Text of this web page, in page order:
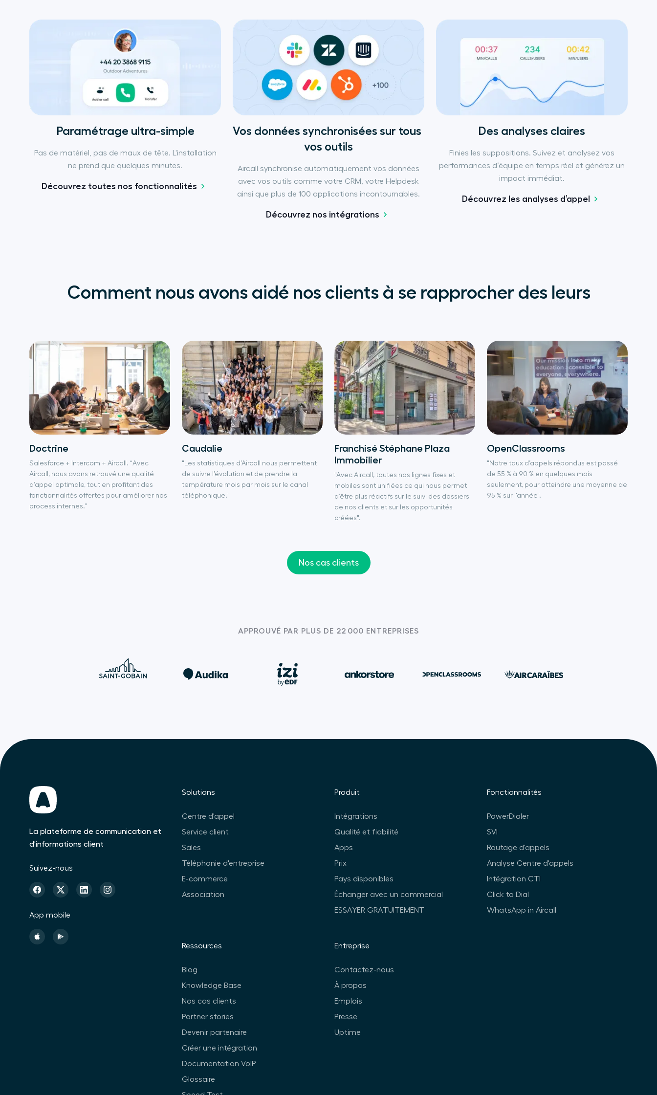
Paramétrage ultra-simple
Pas de matériel, pas de maux de tête. L'installation
ne prend que quelques minutes.
Découvrez toutes nos fonctionnalités
Vos données synchronisées sur tous
vos outils
Aircall synchronise automatiquement vos données
avec vos outils comme votre CRM, votre Helpdesk
ainsi que plus de 100 applications incontournables.
Découvrez nos intégrations
Des analyses claires
Finies les suppositions. Suivez et analysez vos
performances d’équipe en temps réel et générez un
impact immédiat.
Découvrez les analyses d’appel
Comment nous avons aidé nos clients à se rapprocher des leurs
Doctrine
Salesforce + Intercom + Aircall. “Avec
Aircall, nous avons retrouvé une qualité
d’appel optimale, tout en profitant des
fonctionnalités offertes pour améliorer nos
process internes.”
Caudalie
"Les statistiques d’Aircall nous permettent
de suivre l’évolution et de prendre la
température mois par mois sur le canal
téléphonique."
Franchisé Stéphane Plaza
Immobilier
"Avec Aircall, toutes nos lignes fixes et
mobiles sont unifiées ce qui nous permet
d’être plus réactifs sur le suivi des dossiers
de nos clients et sur les opportunités
créées".
OpenClassrooms
"Notre taux d’appels répondus est passé
de 55 % à 90 % en quelques mois
seulement, pour atteindre une moyenne de
95 % sur l'année".
Nos cas clients
APPROUVÉ PAR PLUS DE 22 000 ENTREPRISES
La plateforme de communication et
d’informations client
Suivez-nous
App mobile
Solutions
Centre d'appel
Service client
Sales
Téléphonie d'entreprise
E-commerce
Association
Produit
Intégrations
Qualité et fiabilité
Apps
Prix
Pays disponibles
Échanger avec un commercial
ESSAYER GRATUITEMENT
Fonctionnalités
PowerDialer
SVI
Routage d'appels
Analyse Centre d'appels
Intégration CTI
Click to Dial
WhatsApp in Aircall
Ressources
Blog
Knowledge Base
Nos cas clients
Partner stories
Devenir partenaire
Créer une intégration
Documentation VoIP
Glossaire
Entreprise
Contactez-nous
À propos
Emplois
Presse
Uptime